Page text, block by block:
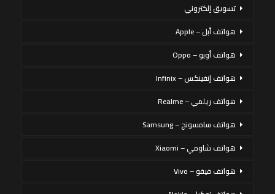
تسويق إلكتروني
هواتف أبل – Apple
هواتف أوبو – Oppo
هواتف إنفينكس – Infinix
هواتف ريلمي – Realme
هواتف سامسونج – Samsung
هواتف شاومي – Xiaomi
هواتف فيفو – Vivo